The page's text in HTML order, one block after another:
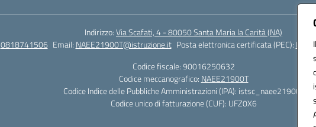
Indirizzo:Via Scafati, 4 - 80050 Santa Maria la Carità (NA)
0818741506 Email: NAEE21900T@istruzione.it Posta elettronica certificata (PEC):
Codice fiscale: 90016250632
Codice meccanografico: NAEE21900T
Codice Indice delle Pubbliche Amministrazioni (IPA): istsc_naee21900t
Codice unico di fatturazione (CUF): UFZ0X6